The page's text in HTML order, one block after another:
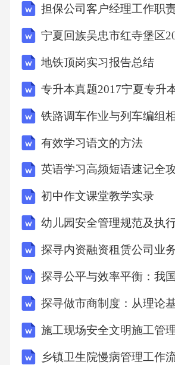
的准确性）。2.培训目标：*知识
全面了解产品成分、功效、适用
用手法、与其他产品/医美项目的
念层面：树立科学的护肤理念，
线产品在日常护肤及医美后修复
行为层面：引导顾客养成正确、
惯，提升产品复购率。*情感层
品牌和机构的信任感与归属感。
容设计1.产品知识普及（基础模
分解析：用通俗易懂的语言解释
堆砌。*产品功效与作用原理：
能达到什么效果？效果显现周
禁忌：明确告知哪些肤质适用，
慎或避免使用。*正确使用方法
示使用步骤、按摩手法、建议用
早晚、医美项目前后）。*常见问
担保公司客户经理工作职
地铁顶岗实习报告总结
专升本真题2017宁夏专升
有效学习语文的方法
英语学习高频短语速记全
初中作文课堂教学实录
幼儿园安全管理规范及执
施工现场安全文明施工管
乡镇卫生院慢病管理工作